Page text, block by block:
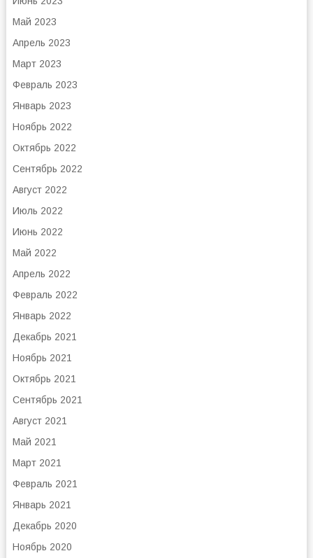
Май 2023
Апрель 2023
Март 2023
Февраль 2023
Январь 2023
Ноябрь 2022
Октябрь 2022
Сентябрь 2022
Август 2022
Июль 2022
Июнь 2022
Май 2022
Апрель 2022
Февраль 2022
Январь 2022
Декабрь 2021
Ноябрь 2021
Октябрь 2021
Сентябрь 2021
Август 2021
Май 2021
Март 2021
Февраль 2021
Январь 2021
Декабрь 2020
Ноябрь 2020